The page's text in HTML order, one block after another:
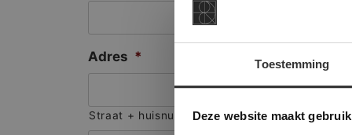
Toestemming
Deze website maakt
Adres *
Straat + huisnummer
Deze
onze